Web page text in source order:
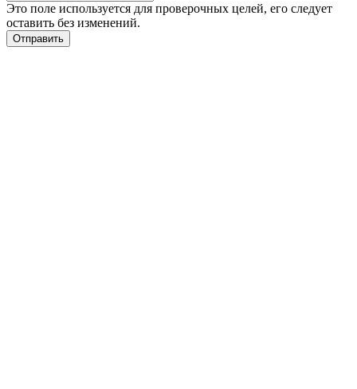
Это поле используется для проверочных целей, его следует
оставить без изменений.